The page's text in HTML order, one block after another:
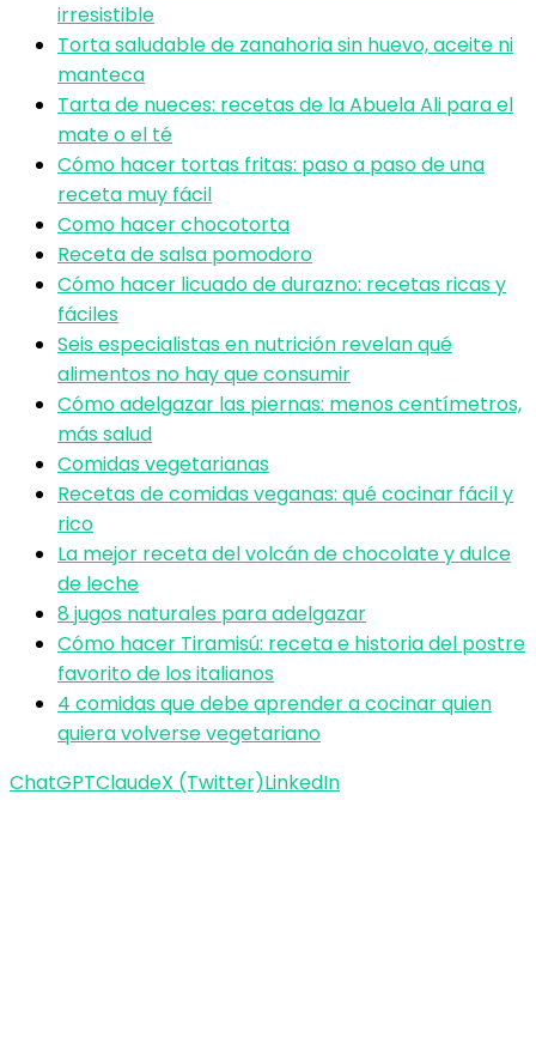
irresistible
Torta saludable de zanahoria sin huevo, aceite ni
manteca
Tarta de nueces: recetas de la Abuela Ali para el
mate o el té
Cómo hacer tortas fritas: paso a paso de una
receta muy fácil
Como hacer chocotorta
Receta de salsa pomodoro
Cómo hacer licuado de durazno: recetas ricas y
fáciles
Seis especialistas en nutrición revelan qué
alimentos no hay que consumir
Cómo adelgazar las piernas: menos centímetros,
más salud
Comidas vegetarianas
Recetas de comidas veganas: qué cocinar fácil y
rico
La mejor receta del volcán de chocolate y dulce
de leche
8 jugos naturales para adelgazar
Cómo hacer Tiramisú: receta e historia del postre
favorito de los italianos
4 comidas que debe aprender a cocinar quien
quiera volverse vegetariano
ChatGPTClaudeX (Twitter)LinkedIn